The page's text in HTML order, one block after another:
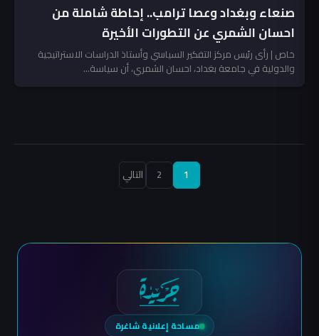
صنعاء وبغداد وعصا ترامب.. إحاطة شاملة من
احسان الشمري عن التطورات الأخيرة
خاص | رأى رئيس مركز التفكير السياسي وأستاذ الدراسات الاستراتيجية
والدولية في جامعة بغداد، احسان الشمري، أن سياسة...
تعدد
1
2 التالي
مساحة إعلانية شاغرة